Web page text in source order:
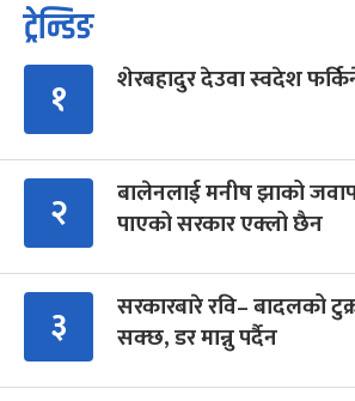
ट्रेन्डिङ
१ शेरबहादुर देउवा स्वदेश
२
बालेनलाई मनीष झाको
पाएको सरकार एक्लो छैन
३
सरकारबारे रवि– बादलको
सक्छ, डर मान्नु पर्दैन